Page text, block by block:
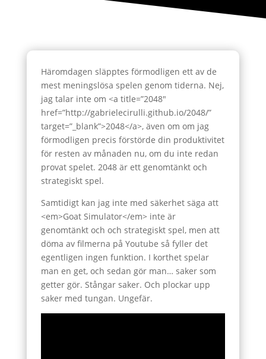
Häromdagen släpptes förmodligen ett av de
mest meningslösa spelen genom tiderna. Nej,
jag talar inte om <a title=”2048″
href=”http://gabrielecirulli.github.io/2048/”
target=”_blank”>2048</a>, även om om jag
förmodligen precis förstörde din produktivitet
för resten av månaden nu, om du inte redan
provat spelet. 2048 är ett genomtänkt och
strategiskt spel.
Samtidigt kan jag inte med säkerhet säga att
<em>Goat Simulator</em> inte är
genomtänkt och och strategiskt spel, men att
döma av filmerna på Youtube så fyller det
egentligen ingen funktion. I korthet spelar
man en get, och sedan gör man… saker som
getter gör. Stångar saker. Och plockar upp
saker med tungan. Ungefär.